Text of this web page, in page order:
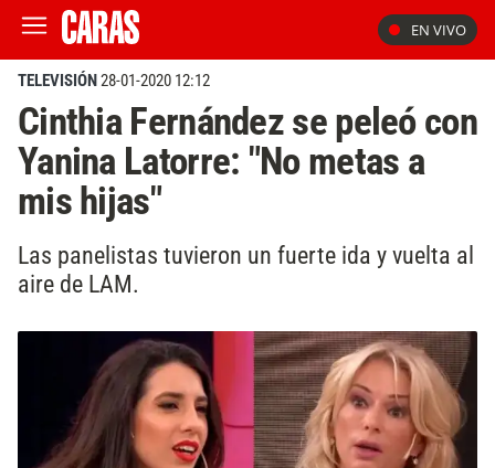
EN VIVO
TELEVISIÓN28-01-2020 12:12
Cinthia Fernández se peleó con
Yanina Latorre: "No metas a
mis hijas"
Las panelistas tuvieron un fuerte ida y vuelta al
aire de LAM.